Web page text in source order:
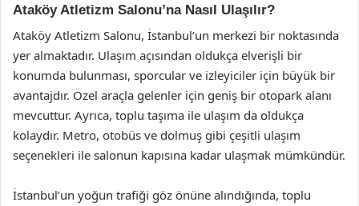
Ataköy Atletizm Salonu’na Nasıl Ulaşılır?
Ataköy Atletizm Salonu, İstanbul’un merkezi bir noktasında
yer almaktadır. Ulaşım açısından oldukça elverişli bir
konumda bulunması, sporcular ve izleyiciler için büyük bir
avantajdır. Özel araçla gelenler için geniş bir otopark alanı
mevcuttur. Ayrıca, toplu taşıma ile ulaşım da oldukça
kolaydır. Metro, otobüs ve dolmuş gibi çeşitli ulaşım
seçenekleri ile salonun kapısına kadar ulaşmak mümkündür.
İstanbul’un yoğun trafiği göz önüne alındığında, toplu